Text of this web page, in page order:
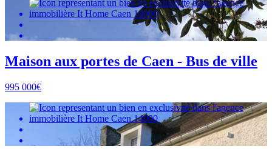
Maison aux portes de Caen - Bus de ville
995 000€